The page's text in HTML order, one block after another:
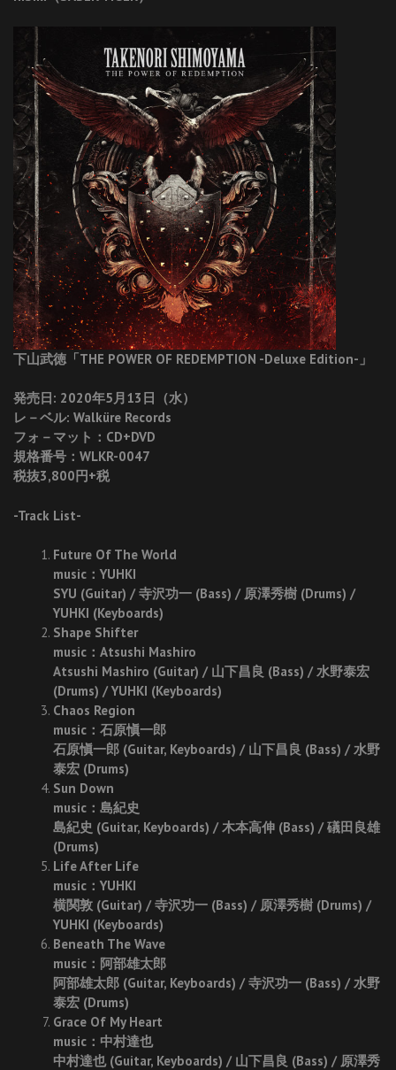
下山武徳「THE POWER OF REDEMPTION -Deluxe Edition-」
発売日: 2020年5月13日（水）
レ－ベル: Walküre Records
フォ－マット：CD+DVD
規格番号：WLKR-0047
税抜3,800円+税
-Track List-
Future Of The World
music：YUHKI
SYU (Guitar) / 寺沢功一 (Bass) / 原澤秀樹 (Drums) /
YUHKI (Keyboards)
Shape Shifter
music：Atsushi Mashiro
Atsushi Mashiro (Guitar) / 山下昌良 (Bass) / 水野泰宏
(Drums) / YUHKI (Keyboards)
Chaos Region
music：石原愼一郎
石原愼一郎 (Guitar, Keyboards) / 山下昌良 (Bass) / 水野
泰宏 (Drums)
Sun Down
music：島紀史
島紀史 (Guitar, Keyboards) / 木本高伸 (Bass) / 礒田良雄
(Drums)
Life After Life
music：YUHKI
横関敦 (Guitar) / 寺沢功一 (Bass) / 原澤秀樹 (Drums) /
YUHKI (Keyboards)
Beneath The Wave
music：阿部雄太郎
阿部雄太郎 (Guitar, Keyboards) / 寺沢功一 (Bass) / 水野
泰宏 (Drums)
Grace Of My Heart
music：中村達也
中村達也 (Guitar, Keyboards) / 山下昌良 (Bass) / 原澤秀